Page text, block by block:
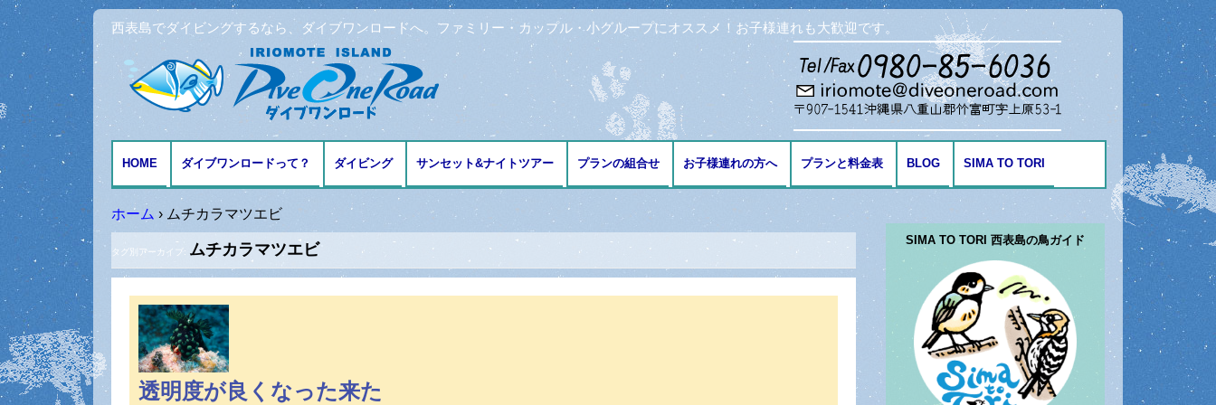
西表島でダイビングするなら、ダイブワンロードへ。ファミリー・カップル・小グループにオススメ！お子様連れも大歓迎です。
コンテンツへ移動
HOME ダイブワンロードって？
アクセスとMAP
ダイビング
ファンダイブ
体験ダイビング
シュノーケリング
ダイビング免許の講習
サンセット&ナイトツアー プランの組合せ お子様連れの方へ プランと料金表 BLOG
海の生き物
SIMA TO TORI
ホーム › ムチカラマツエビ
タグ別アーカイブ: ムチカラマツエビ
透明度が良くなった来た
SIMA TO TORI 西表島の鳥ガイド